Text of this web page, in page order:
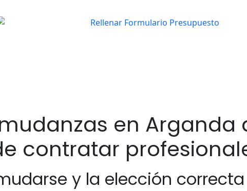
en Arganda
contratar
y la elección correcta